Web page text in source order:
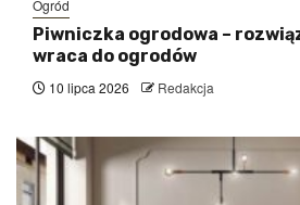
Ogród
Piwniczka ogrodowa –
wraca do ogrodów
10 lipca 2026 Redakcja